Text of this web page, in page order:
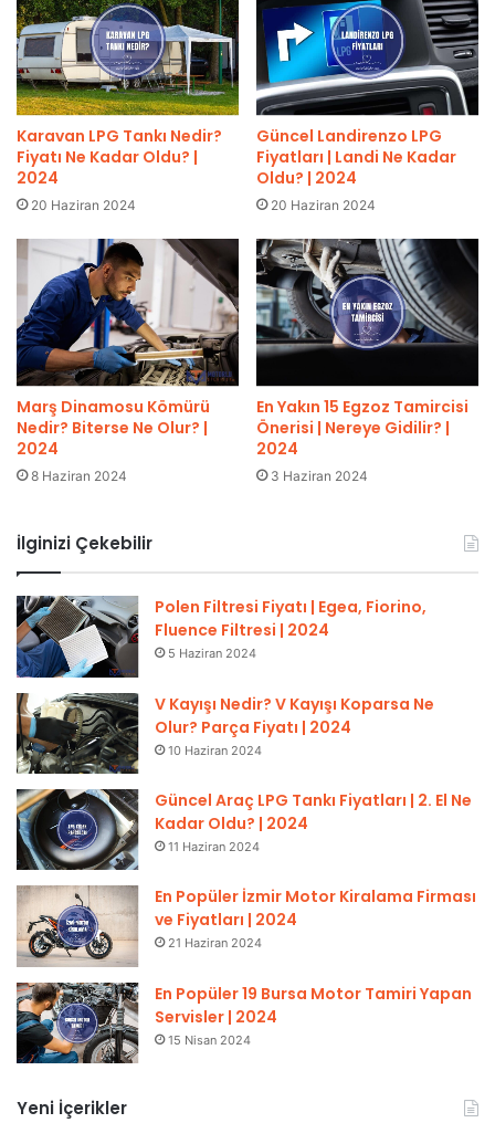
Karavan LPG Tankı Nedir?
Fiyatı Ne Kadar Oldu? |
2024
20 Haziran 2024
Güncel Landirenzo LPG
Fiyatları | Landi Ne Kadar
Oldu? | 2024
20 Haziran 2024
Marş Dinamosu Kömürü
Nedir? Biterse Ne Olur? |
2024
8 Haziran 2024
En Yakın 15 Egzoz Tamircisi
Önerisi | Nereye Gidilir? |
2024
3 Haziran 2024
İlginizi Çekebilir
Polen Filtresi Fiyatı | Egea, Fiorino,
Fluence Filtresi | 2024
5 Haziran 2024
V Kayışı Nedir? V Kayışı Koparsa Ne
Olur? Parça Fiyatı | 2024
10 Haziran 2024
Güncel Araç LPG Tankı Fiyatları | 2. El Ne
Kadar Oldu? | 2024
11 Haziran 2024
En Popüler İzmir Motor Kiralama Firması
ve Fiyatları | 2024
21 Haziran 2024
En Popüler 19 Bursa Motor Tamiri Yapan
Servisler | 2024
15 Nisan 2024
Yeni İçerikler